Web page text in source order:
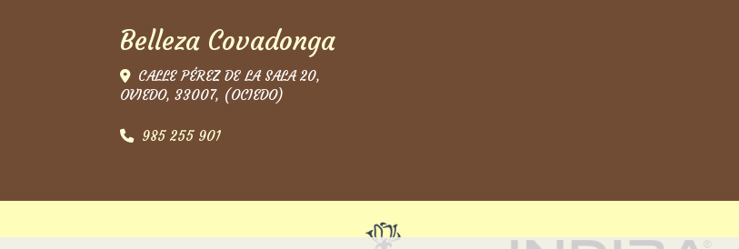
Belleza Covadonga
CALLE PÉREZ DE LA SALA 20,
OVIEDO, 33007, (OCIEDO)
985 255 901